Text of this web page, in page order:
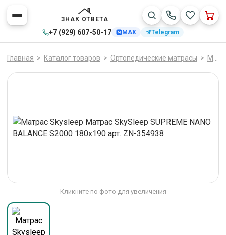
ЗНАК ОТВЕТА
+7 (929) 607-50-17 MAX Telegram
Главная > Каталог товаров > Ортопедические матрасы > Матрасы
Кликните по фото для увеличения